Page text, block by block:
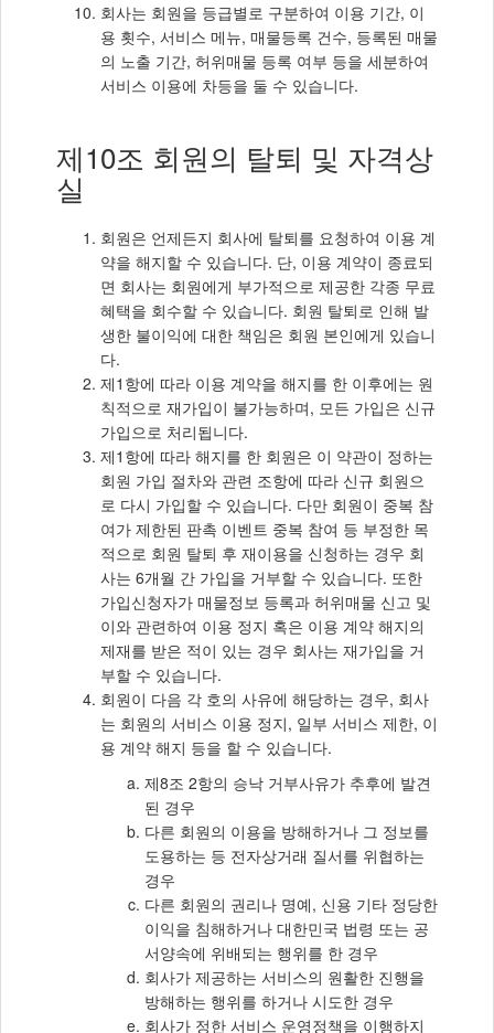
회사는 회원을 등급별로 구분하여 이용 기간, 이
용 횟수, 서비스 메뉴, 매물등록 건수, 등록된 매물
의 노출 기간, 허위매물 등록 여부 등을 세분하여
서비스 이용에 차등을 둘 수 있습니다.
제10조 회원의 탈퇴 및 자격상
실
회원은 언제든지 회사에 탈퇴를 요청하여 이용 계
약을 해지할 수 있습니다. 단, 이용 계약이 종료되
면 회사는 회원에게 부가적으로 제공한 각종 무료
혜택을 회수할 수 있습니다. 회원 탈퇴로 인해 발
생한 불이익에 대한 책임은 회원 본인에게 있습니
다.
제1항에 따라 이용 계약을 해지를 한 이후에는 원
칙적으로 재가입이 불가능하며, 모든 가입은 신규
가입으로 처리됩니다.
제1항에 따라 해지를 한 회원은 이 약관이 정하는
회원 가입 절차와 관련 조항에 따라 신규 회원으
로 다시 가입할 수 있습니다. 다만 회원이 중복 참
여가 제한된 판촉 이벤트 중복 참여 등 부정한 목
적으로 회원 탈퇴 후 재이용을 신청하는 경우 회
사는 6개월 간 가입을 거부할 수 있습니다. 또한
가입신청자가 매물정보 등록과 허위매물 신고 및
이와 관련하여 이용 정지 혹은 이용 계약 해지의
제재를 받은 적이 있는 경우 회사는 재가입을 거
부할 수 있습니다.
회원이 다음 각 호의 사유에 해당하는 경우, 회사
는 회원의 서비스 이용 정지, 일부 서비스 제한, 이
용 계약 해지 등을 할 수 있습니다.
제8조 2항의 승낙 거부사유가 추후에 발견
된 경우
다른 회원의 이용을 방해하거나 그 정보를
도용하는 등 전자상거래 질서를 위협하는
경우
다른 회원의 권리나 명예, 신용 기타 정당한
이익을 침해하거나 대한민국 법령 또는 공
서양속에 위배되는 행위를 한 경우
회사가 제공하는 서비스의 원활한 진행을
방해하는 행위를 하거나 시도한 경우
회사가 정한 서비스 운영정책을 이행하지